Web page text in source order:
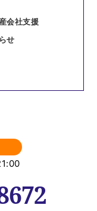
会社支援
せ